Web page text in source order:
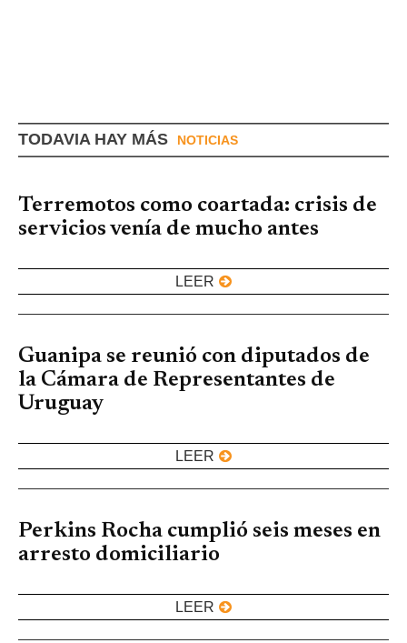
TODAVIA HAY MÁS NOTICIAS
Terremotos como coartada: crisis de
servicios venía de mucho antes
LEER
Guanipa se reunió con diputados de
la Cámara de Representantes de
Uruguay
LEER
Perkins Rocha cumplió seis meses en
arresto domiciliario
LEER